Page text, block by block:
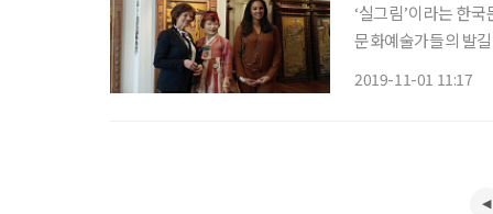
‘실그림’이라는 한
문화예술가들의 발
2019-11-01 11:17